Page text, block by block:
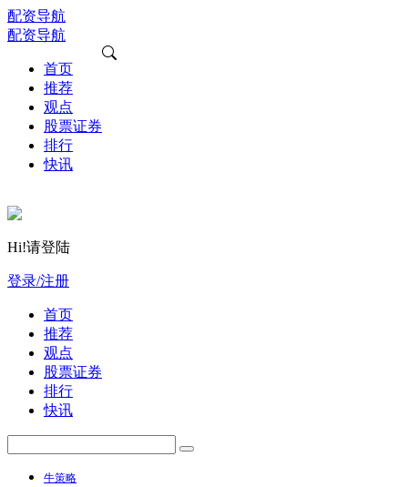
配资导航
配资导航
首页
推荐
观点
股票证券
排行
快讯
Hi!请登陆
登录/注册
首页
推荐
观点
股票证券
排行
快讯
牛策略